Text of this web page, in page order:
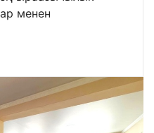
менен